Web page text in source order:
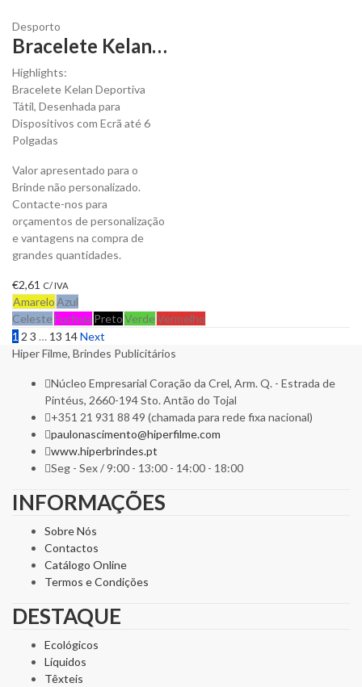
Desporto
Bracelete Kelan Deportiva Tátil para Personalizar
Highlights:
Bracelete Kelan Deportiva
Tátil, Desenhada para
Dispositivos com Ecrã até 6
Polgadas
Valor apresentado para o
Brinde não personalizado.
Contacte-nos para
orçamentos de personalização
e vantagens na compra de
grandes quantidades.
€2,61 C/ IVA
AmareloAzul
CelesteFuchsia PretoVerdeVermelho
1 2 3 … 13 14Next
Hiper Filme, Brindes Publicitários
Núcleo Empresarial Coração da Crel, Arm. Q. - Estrada de
Pintéus, 2660-194 Sto. Antão do Tojal
+351 21 931 88 49 (chamada para rede fixa nacional)
paulonascimento@hiperfilme.com
www.hiperbrindes.pt
Seg - Sex / 9:00 - 13:00 - 14:00 - 18:00
INFORMAÇÕES
Sobre Nós
Contactos
Catálogo Online
Termos e Condições
DESTAQUE
Ecológicos
Líquidos
Têxteis